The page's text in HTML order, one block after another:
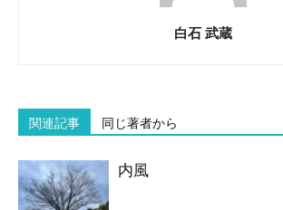
白石 武蔵
関連記事 同じ著者から
内風